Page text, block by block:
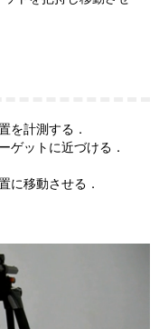
を計測する．
ゲットに近づける．
に移動させる．